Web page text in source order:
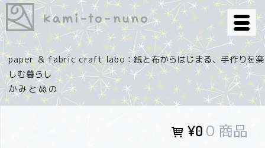
コ
ン
テ
ン
ツ
へ
ス
paper ＆ fabric craft labo：紙と布からはじまる、手作りを楽
しむ暮らし
¥0 0 商品